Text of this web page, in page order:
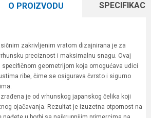
O PROIZVODU
zakrivljenim vratom dizajnirana je za
preciznost i maksimalnu snagu. Ovaj
geometrijom koja omogućava udici
ribe, čime se osigurava čvrsto i sigurno
je od vrhunskog japanskog čelika koji
ojačavanja. Rezultat je izuzetna otpornost na